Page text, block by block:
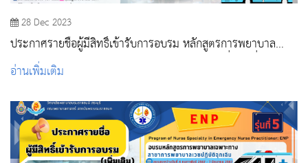
28 Dec 2023
ประกาศรายชื่อผู้มีสิทธิ์เข้ารับการอบรม หลักสูตรการพยาบาล
เฉพาะทาง สาขาการพยาบาลเวชปฏิบัติฉุกเฉินรุ่นที่ 5 (เพิ่มเติม)
อ่านเพิ่มเติม